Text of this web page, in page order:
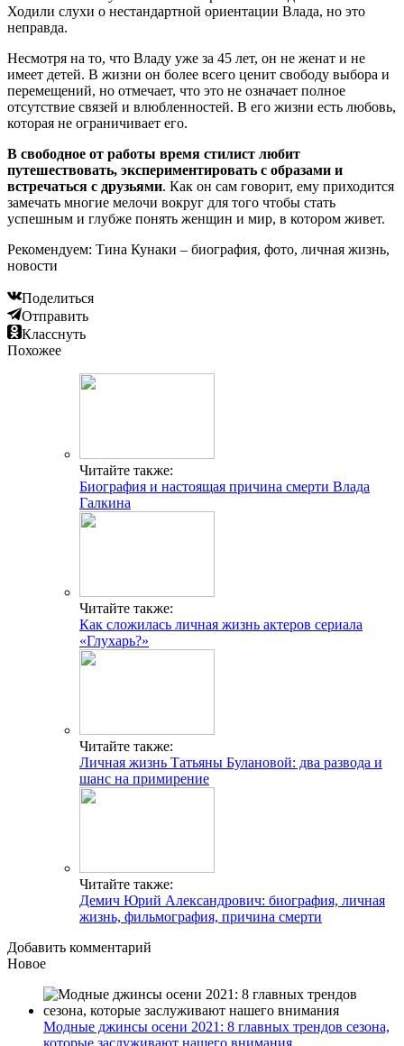
Ходили слухи о нестандартной ориентации Влада, но это
неправда.
Несмотря на то, что Владу уже за 45 лет, он не женат и не
имеет детей. В жизни он более всего ценит свободу выбора и
перемещений, но отмечает, что это не означает полное
отсутствие связей и влюбленностей. В его жизни есть любовь,
которая не ограничивает его.
В свободное от работы время стилист любит
путешествовать, экспериментировать с образами и
встречаться с друзьями. Как он сам говорит, ему приходится
замечать многие мелочи вокруг для того чтобы стать
успешным и глубже понять женщин и мир, в котором живет.
Рекомендуем: Тина Кунаки – биография, фото, личная жизнь,
новости
Поделиться
Отправить
Класснуть
Похожее
Читайте также:
Биография и настоящая причина смерти Влада
Галкина
Читайте также:
Как сложилась личная жизнь актеров сериала
«Глухарь?»
Читайте также:
Личная жизнь Татьяны Булановой: два развода и
шанс на примирение
Читайте также:
Демич Юрий Александрович: биография, личная
жизнь, фильмография, причина смерти
Добавить комментарий
Новое
Модные джинсы осени 2021: 8 главных трендов сезона,